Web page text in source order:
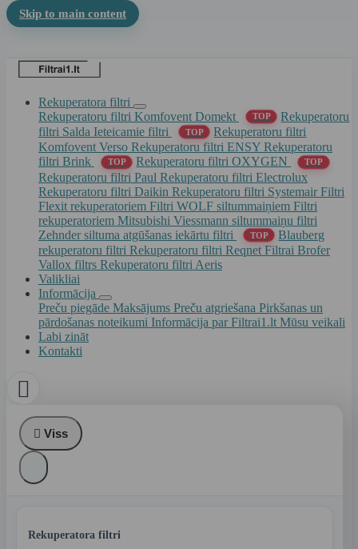
Skip to main content
Rekuperatora filtri
Rekuperatoru filtri Komfovent Domekt
TOP
Rekuperatoru
filtri Salda Ieteicamie filtri TOP
Rekuperatoru filtri
Komfovent Verso Rekuperatoru filtri ENSY Rekuperatoru
filtri Brink
TOP Rekuperatoru filtri OXYGEN TOP
Rekuperatoru filtri Paul Rekuperatoru filtri Electrolux
Rekuperatoru filtri Daikin Rekuperatoru filtri Systemair Filtri
Flexit rekuperatoriem Filtri WOLF siltummaiņiem Filtri
rekuperatoriem Mitsubishi Viessmann siltummaiņu filtri
Zehnder siltuma atgūšanas iekārtu filtri
TOP
Blauberg
rekuperatoru filtri Rekuperatoru filtri Reqnet Filtrai Brofer
Vallox filtrs Rekuperatoru filtri Aeris
Valikliai
Informācija
Preču piegāde Maksājums Preču atgriešana Pirkšanas un
pārdošanas noteikumi Informācija par Filtrai1.lt Mūsu veikali
Labi zināt
Kontakti

 Viss
Rekuperatora filtri